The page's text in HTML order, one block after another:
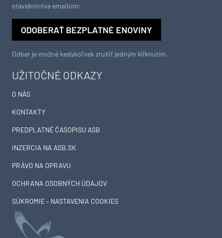
UŽITOČNÉ ODKAZY
O NÁS
KONTAKTY
PREDPLATNÉ ČASOPISU ASB
INZERCIA NA ASB.SK
PRÁVO NA OPRAVU
OCHRANA OSOBNÝCH ÚDAJOV
SÚKROMIE – NASTAVENIA COOKIES
stavebníctva emailom:
ODOBERAŤ BEZPLATNÉ ENOVINY
Odber je možné kedykoľvek zrušiť jedným kliknutím.